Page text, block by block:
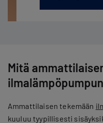
Mitä
Ammattilaisen tekemään
kuuluu tyypillisesti